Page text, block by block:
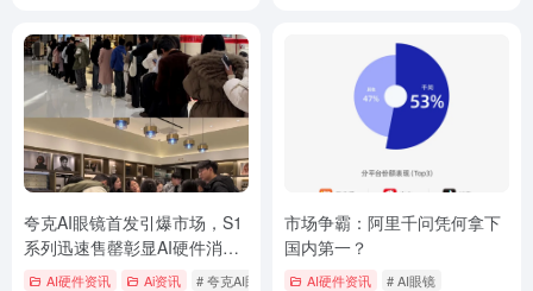
夸克AI眼镜首发引爆市场，S1
系列迅速售罄彰显AI硬件消费
新趋势
AI硬件资讯 Ai资讯 # 夸克AI眼镜
市场争霸：阿里千问凭何拿下
国内第一？
AI硬件资讯 # AI眼镜